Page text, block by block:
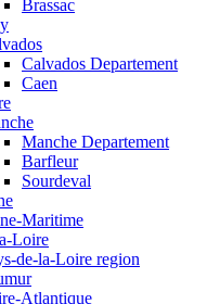
Brassac
Calvados Departement
Caen
Manche Departement
Barfleur
Sourdeval
Maritime
Loire
de-la-Loire region
Atlantique